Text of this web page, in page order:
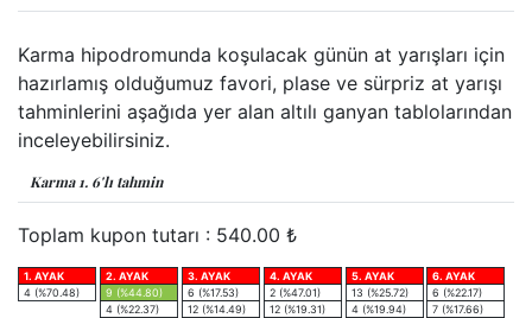
Karma hipodromunda koşulacak günün at yarışları için
hazırlamış olduğumuz favori, plase ve sürpriz at yarışı
tahminlerini aşağıda yer alan altılı ganyan tablolarından
inceleyebilirsiniz.
Karma 1. 6'lı tahmin
Toplam kupon tutarı : 540.00 ₺
1. AYAK
4 (%70.48)
2. AYAK
9 (%44.80)
4 (%22.37)
3. AYAK
6 (%17.53)
12 (%14.49)
4. AYAK
2 (%47.01)
12 (%19.31)
5. AYAK
13 (%25.72)
4 (%19.94)
6. AYAK
6 (%22.17)
7 (%17.66)